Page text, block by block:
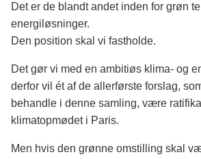
Det er de blandt andet inden for grøn
energiløsninger.
Den position skal vi fastholde.
Det gør vi med en ambitiøs klima- og
derfor vil ét af de allerførste forslag,
behandle i denne samling, være
klimatopmødet i Paris.
Men hvis den grønne omstilling skal